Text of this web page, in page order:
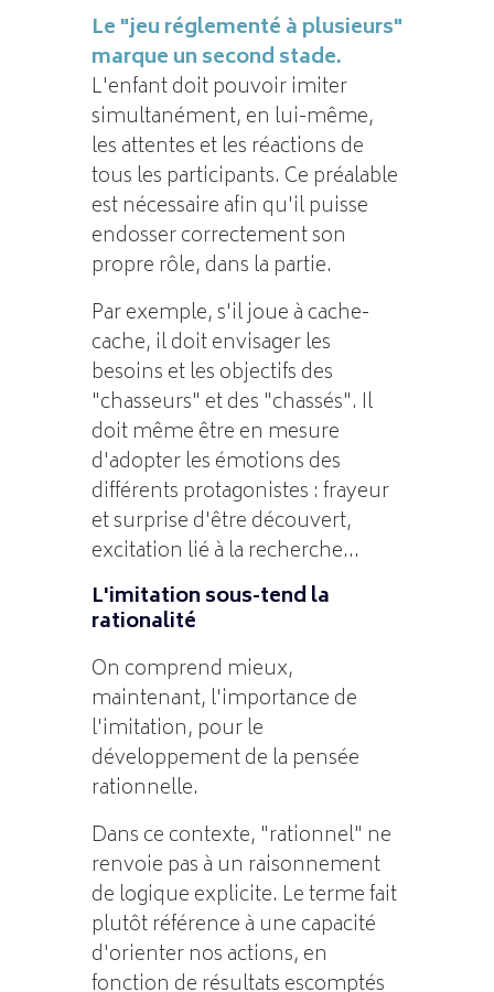
Le "jeu réglementé à plusieurs"
marque un second stade.
L'enfant doit pouvoir imiter
simultanément, en lui-même,
les attentes et les réactions de
tous les participants. Ce préalable
est nécessaire afin qu'il puisse
endosser correctement son
propre rôle, dans la partie.
Par exemple, s'il joue à cache-
cache, il doit envisager les
besoins et les objectifs des
"chasseurs" et des "chassés". Il
doit même être en mesure
d'adopter les émotions des
différents protagonistes : frayeur
et surprise d'être découvert,
excitation lié à la recherche...
L'imitation sous-tend la
rationalité
On comprend mieux,
maintenant, l'importance de
l'imitation, pour le
développement de la pensée
rationnelle.
Dans ce contexte, "rationnel" ne
renvoie pas à un raisonnement
de logique explicite. Le terme fait
plutôt référence à une capacité
d'orienter nos actions, en